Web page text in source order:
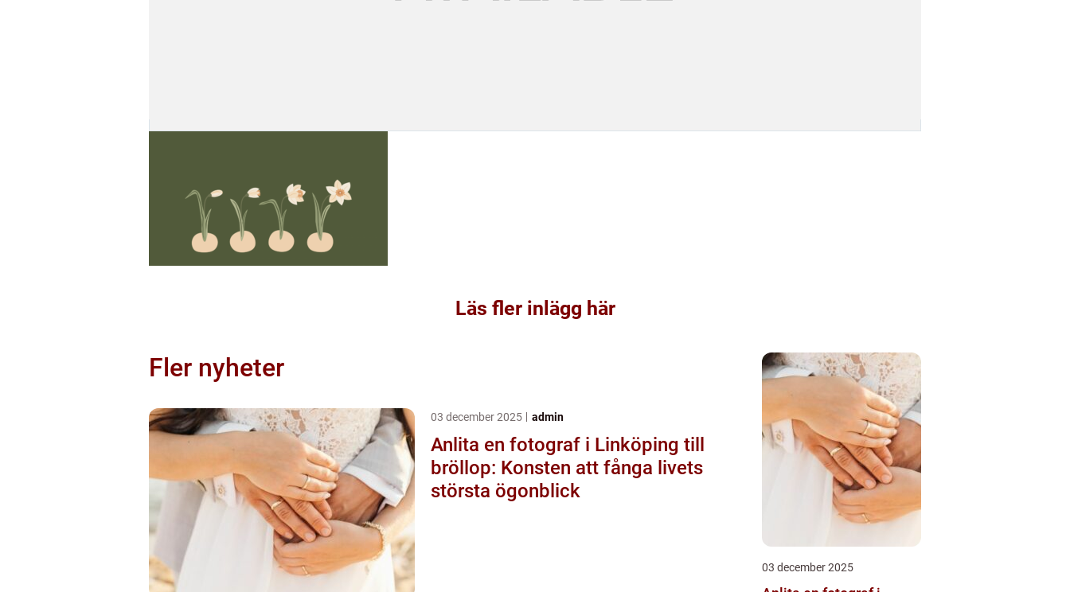
Läs fler inlägg här
Fler nyheter
03 december 2025 admin
Anlita en fotograf i Linköping till
bröllop: Konsten att fånga livets
största ögonblick
03 december 2025